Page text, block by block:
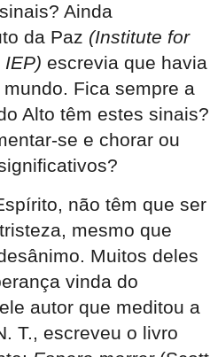
Ainda
da Paz (Institute for
escrevia que havia
Fica sempre a
Alto têm estes sinais?
se e chorar ou
não têm que ser
mesmo que
Muitos deles
vinda do
autor que meditou a
T., escreveu o livro